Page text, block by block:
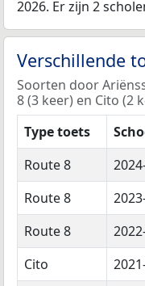
2026. Er zijn 2
Verschillende
Soorten door
8 (3 keer) en Cito (2
Type toets
Route 8
Route 8
Route 8
Cito